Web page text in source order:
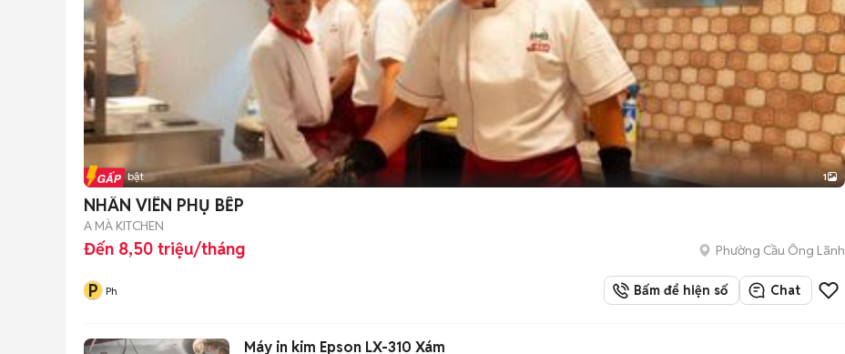
Tin nổi bật 1
NHÂN VIÊN PHỤ BẾP
A MÀ KITCHEN
Đến 8,50 triệu/tháng Phường Cầu Ông Lãnh
P Ph Bấm để hiện số Chat
Máy in kim Epson LX-310 Xám